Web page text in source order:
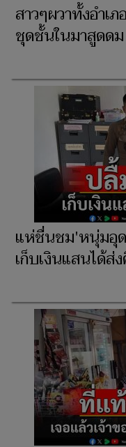
สาวๆผวาทั้งอำเ
ชุดชั้นในมาสูดดม
แห่ชื่นชม'หนุ่มอุด
เก็บเงินแสนได้ส่